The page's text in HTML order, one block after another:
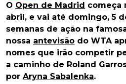
O Open de Madrid começa
abril, e vai até domingo, 5
semanas de ação na
nossa antevisão do WTA
nomes que irão competir
a caminho de Roland
por Aryna Sabalenka.